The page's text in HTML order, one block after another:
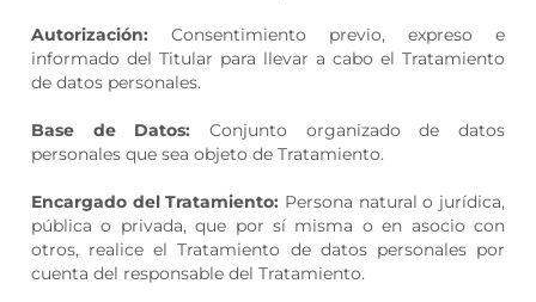
Autorización: Consentimiento previo, expreso e
informado del Titular para llevar a cabo el Tratamiento
de datos personales.
Base de Datos: Conjunto organizado de datos
personales que sea objeto de Tratamiento.
Encargado del Tratamiento: Persona natural o jurídica,
pública o privada, que por sí misma o en asocio con
otros, realice el Tratamiento de datos personales por
cuenta del responsable del Tratamiento.